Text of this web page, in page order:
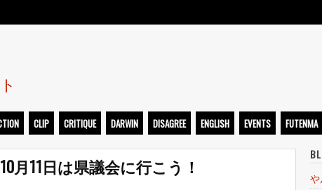
CLIP CRITIQUE DARWIN DISAGREE ENGLISH EVENTS FUTENMA
月11日は県議会に行こう！
や